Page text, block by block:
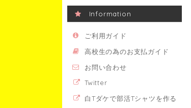
Information
ご利用ガイド
高校生の為のお支払ガイド
お問い合わせ
Twitter
白Tダケで部活Tシャツを作る